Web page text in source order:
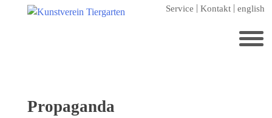
Service Kontakt english
Schlagwort:
Propaganda